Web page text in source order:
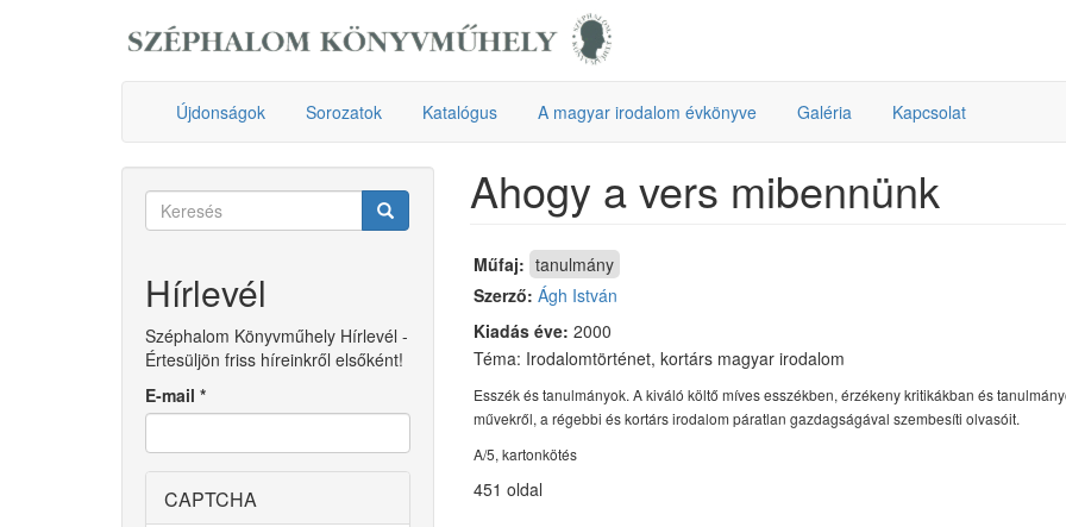
Újdonságok Sorozatok Katalógus A magyar irodalom évkönyve Galéria Kapcsolat
Keresés
Hírlevél
Széphalom Könyvműhely Hírlevél -
Értesüljön friss híreinkről elsőként!
E-mail *
CAPTCHA
Ahogy a vers mibennünk
Műfaj: tanulmány
Szerző: Ágh István
Kiadás éve: 2000
Téma: Irodalomtörténet, kortárs magyar irodalom
Esszék és tanulmányok. A kiváló költő míves esszékben, érzékeny kritikákban és
művekről, a régebbi és kortárs irodalom páratlan gazdagságával szembesíti olvasóit.
A/5, kartonkötés
451 oldal